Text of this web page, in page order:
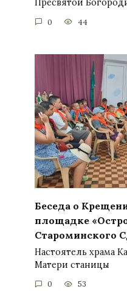
Пресвятой
0 44
Беседа о
площадке
Староминского
Настоятель храма
Матери станицы
0 53